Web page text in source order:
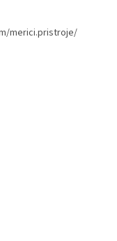
merici.pristroje/